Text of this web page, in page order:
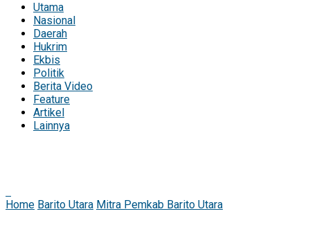
Utama
Nasional
Daerah
Hukrim
Ekbis
Politik
Berita Video
Feature
Artikel
Lainnya
Home Barito Utara Mitra Pemkab Barito Utara